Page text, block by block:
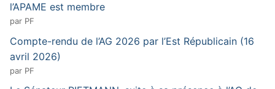
l’APAME est membre
par PF
Compte-rendu de l’AG 2026 par l’Est Républicain (16
avril 2026)
par PF